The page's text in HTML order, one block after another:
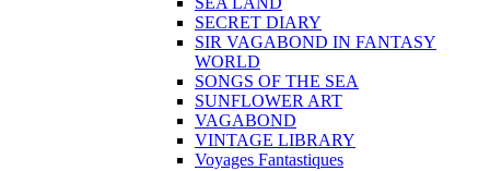
SECRET DIARY
SIR VAGABOND IN FANTASY
WORLD
SONGS OF THE SEA
SUNFLOWER ART
VAGABOND
VINTAGE LIBRARY
Voyages Fantastiques